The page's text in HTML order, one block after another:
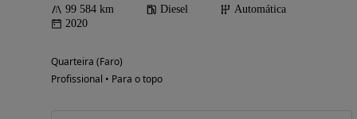
99 584 km Diesel
Automática
2020
Quarteira (Faro)
Profissional • Para o topo